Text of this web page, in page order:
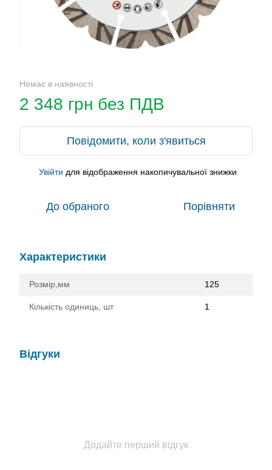
Немає в наявності
2 348 грн без ПДВ
Повідомити, коли з'явиться
Увійти для відображення накопичувальної знижки
До обраного Порівняти
Характеристики
Розмір,мм 125
Кількість одиниць, шт 1
Відгуки
Додайте перший відгук